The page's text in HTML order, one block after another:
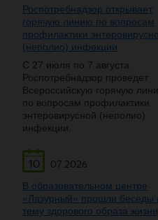
Роспотребнадзор открывает
горячую линию по вопросам
профилактики
(неполио) инфекции
С 27 июля по 7 августа
Роспотребнадзор проведет
Всероссийскую горячую
по вопросам профилактики
энтеровирусной (неполио)
инфекции.
10
07.2026
В образовательном центре
«Лазурный» прошли беседы
тему здорового образа жизни